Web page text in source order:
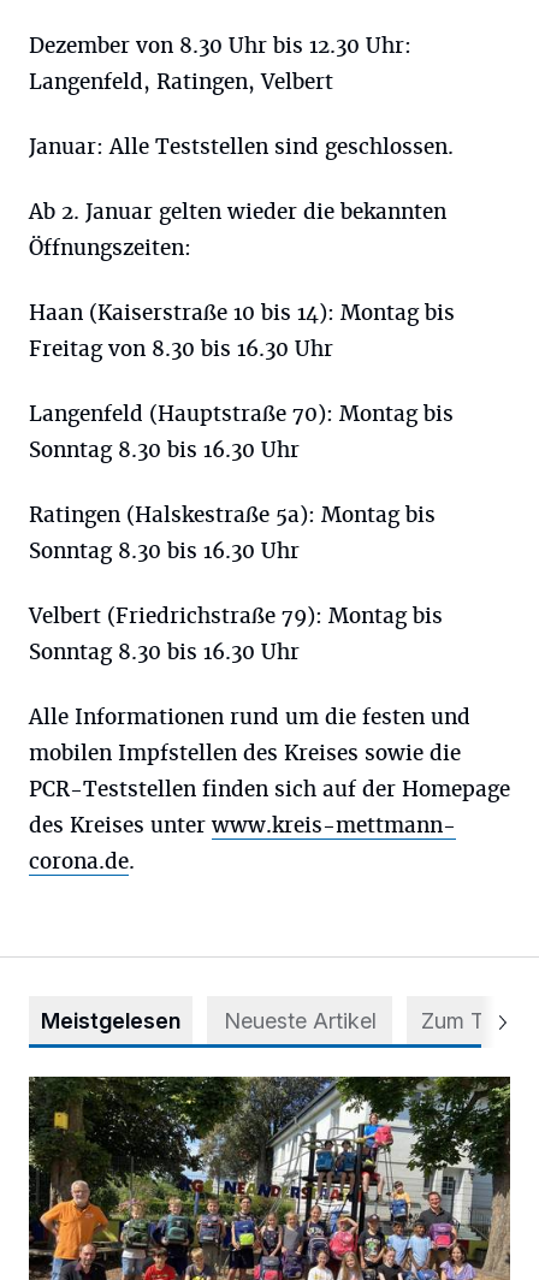
Dezember von 8.30 Uhr bis 12.30 Uhr:
Langenfeld, Ratingen, Velbert
Januar: Alle Teststellen sind geschlossen.
Ab 2. Januar gelten wieder die bekannten
Öffnungszeiten:
Haan (Kaiserstraße 10 bis 14): Montag bis
Freitag von 8.30 bis 16.30 Uhr
Langenfeld (Hauptstraße 70): Montag bis
Sonntag 8.30 bis 16.30 Uhr
Ratingen (Halskestraße 5a): Montag bis
Sonntag 8.30 bis 16.30 Uhr
Velbert (Friedrichstraße 79): Montag bis
Sonntag 8.30 bis 16.30 Uhr
Alle Informationen rund um die festen und
mobilen Impfstellen des Kreises sowie die
PCR-Teststellen finden sich auf der Homepage
des Kreises unterwww.kreis-mettmann-
corona.de.
Meistgelesen Neueste Artikel Zum Thema
Kinder spenden ihre Tornister